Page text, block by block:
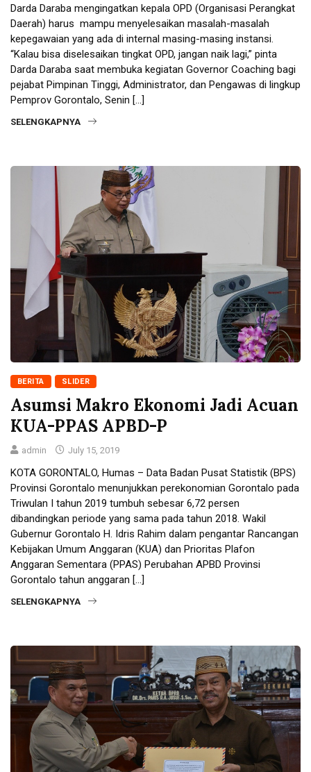
Darda Daraba mengingatkan kepala OPD (Organisasi Perangkat
Daerah) harus mampu menyelesaikan masalah-masalah
kepegawaian yang ada di internal masing-masing instansi.
“Kalau bisa diselesaikan tingkat OPD, jangan naik lagi,” pinta
Darda Daraba saat membuka kegiatan Governor Coaching bagi
pejabat Pimpinan Tinggi, Administrator, dan Pengawas di lingkup
Pemprov Gorontalo, Senin […]
SELENGKAPNYA
BERITA SLIDER
Asumsi Makro Ekonomi Jadi Acuan
KUA-PPAS APBD-P
admin July 15, 2019
KOTA GORONTALO, Humas – Data Badan Pusat Statistik (BPS)
Provinsi Gorontalo menunjukkan perekonomian Gorontalo pada
Triwulan I tahun 2019 tumbuh sebesar 6,72 persen
dibandingkan periode yang sama pada tahun 2018. Wakil
Gubernur Gorontalo H. Idris Rahim dalam pengantar Rancangan
Kebijakan Umum Anggaran (KUA) dan Prioritas Plafon
Anggaran Sementara (PPAS) Perubahan APBD Provinsi
Gorontalo tahun anggaran […]
SELENGKAPNYA